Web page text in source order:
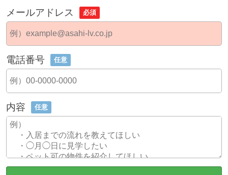
メールアドレス 必須
電話番号 任意
内容 任意